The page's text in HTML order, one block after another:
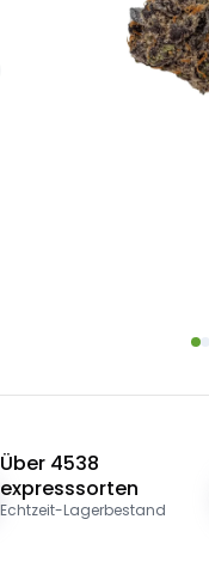
Über 4538
expresssorten
Echtzeit-Lagerbestand